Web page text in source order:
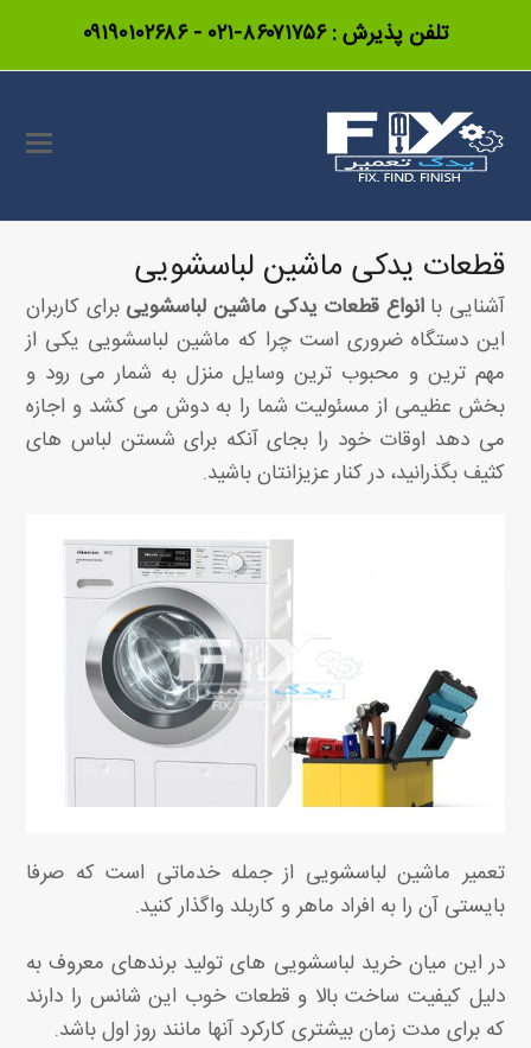
تلفن پذیرش :۸۶۰۷۱۷۵۶-۰۲۱ -۰۹۱۹۰۱۰۲۶۸۶
قطعات یدکی ماشین لباسشویی
آشنایی باانواع قطعات یدکی ماشین لباسشویی برای کاربران
این دستگاه ضروری است چرا که ماشین لباسشویی یکی از
مهم ترین و محبوب ترین وسایل منزل به شمار می رود و
بخش عظیمی از مسئولیت شما را به دوش می کشد و اجازه
می دهد اوقات خود را بجای آنکه برای شستن لباس های
کثیف بگذرانید، در کنار عزیزانتان باشید.
تعمیر ماشین لباسشویی از جمله خدماتی است که صرفا
بایستی آن را به افراد ماهر و کاربلد واگذار کنید.
در این میان خرید لباسشویی های تولید برندهای معروف به
دلیل کیفیت ساخت بالا و قطعات خوب این شانس را دارند
که برای مدت زمان بیشتری کارکرد آنها مانند روز اول باشد.